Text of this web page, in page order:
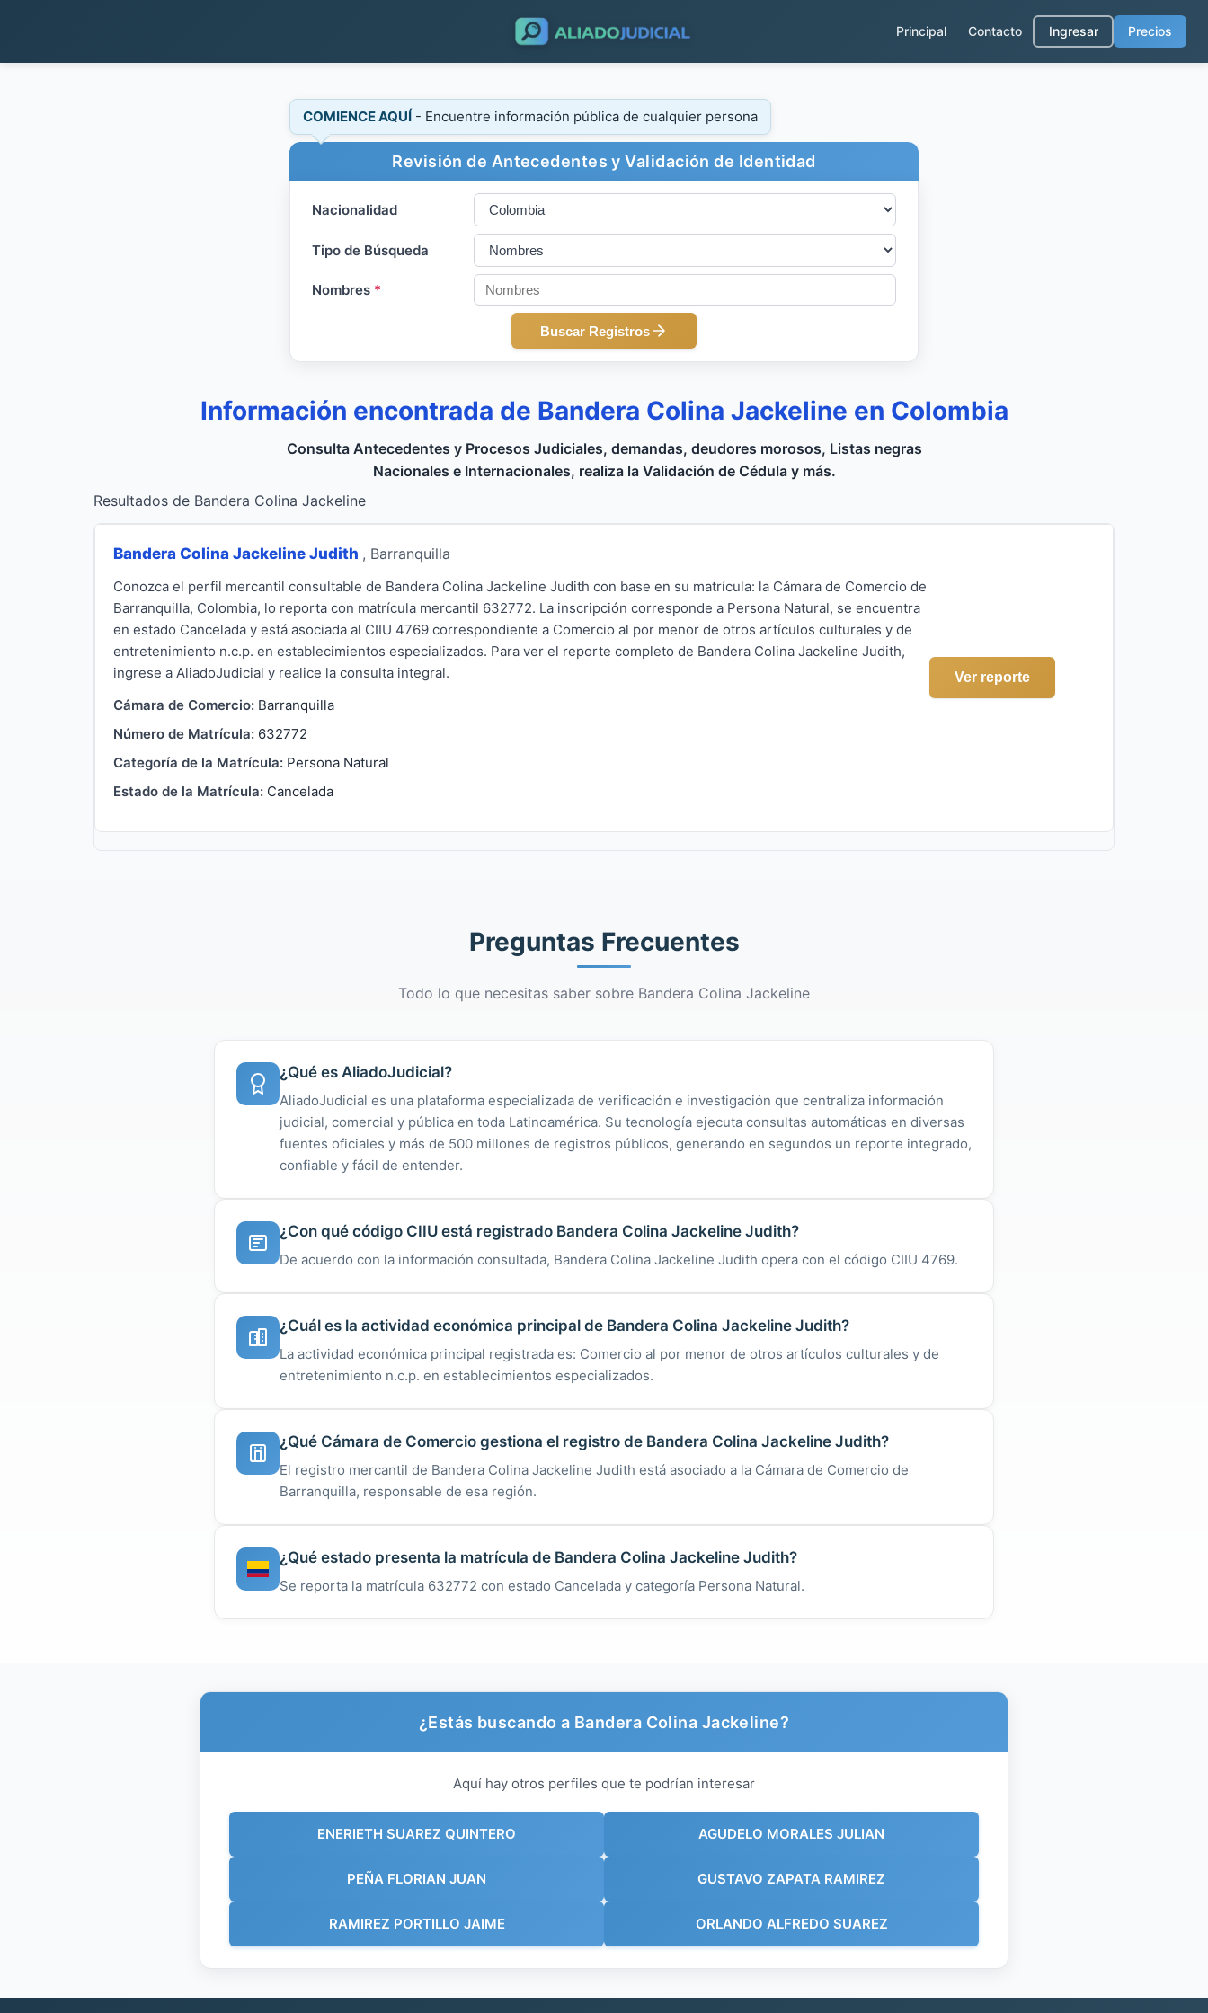
Principal Contacto Ingresar Precios
COMIENCE AQUÍ - Encuentre información pública de cualquier persona
Revisión de Antecedentes y Validación de Identidad
Nacionalidad
Tipo de Búsqueda
Nombres *
Buscar Registros
Información encontrada de Bandera Colina Jackeline en Colombia
Consulta Antecedentes y Procesos Judiciales, demandas, deudores morosos, Listas negras
Nacionales e Internacionales, realiza la Validación de Cédula y más.
Resultados de Bandera Colina Jackeline
Bandera Colina Jackeline Judith , Barranquilla
Conozca el perfil mercantil consultable de Bandera Colina Jackeline Judith con base en su matrícula: la Cámara de Comercio de
Barranquilla, Colombia, lo reporta con matrícula mercantil 632772. La inscripción corresponde a Persona Natural, se encuentra
en estado Cancelada y está asociada al CIIU 4769 correspondiente a Comercio al por menor de otros artículos culturales y de
entretenimiento n.c.p. en establecimientos especializados. Para ver el reporte completo de Bandera Colina Jackeline Judith,
ingrese a AliadoJudicial y realice la consulta integral.
Cámara de Comercio: Barranquilla
Número de Matrícula: 632772
Categoría de la Matrícula: Persona Natural
Estado de la Matrícula: Cancelada
Ver reporte
Preguntas Frecuentes
Todo lo que necesitas saber sobre Bandera Colina Jackeline
¿Qué es AliadoJudicial?
AliadoJudicial es una plataforma especializada de verificación e investigación que centraliza información
judicial, comercial y pública en toda Latinoamérica. Su tecnología ejecuta consultas automáticas en diversas
fuentes oficiales y más de 500 millones de registros públicos, generando en segundos un reporte integrado,
confiable y fácil de entender.
¿Con qué código CIIU está registrado Bandera Colina Jackeline Judith?
De acuerdo con la información consultada, Bandera Colina Jackeline Judith opera con el código CIIU 4769.
¿Cuál es la actividad económica principal de Bandera Colina Jackeline Judith?
La actividad económica principal registrada es: Comercio al por menor de otros artículos culturales y de
entretenimiento n.c.p. en establecimientos especializados.
¿Qué Cámara de Comercio gestiona el registro de Bandera Colina Jackeline Judith?
El registro mercantil de Bandera Colina Jackeline Judith está asociado a la Cámara de Comercio de
Barranquilla, responsable de esa región.
¿Qué estado presenta la matrícula de Bandera Colina Jackeline Judith?
Se reporta la matrícula 632772 con estado Cancelada y categoría Persona Natural.
¿Estás buscando a Bandera Colina Jackeline?
Aquí hay otros perfiles que te podrían interesar
ENERIETH SUAREZ QUINTERO
PEÑA FLORIAN JUAN
RAMIREZ PORTILLO JAIME
AGUDELO MORALES JULIAN
GUSTAVO ZAPATA RAMIREZ
ORLANDO ALFREDO SUAREZ